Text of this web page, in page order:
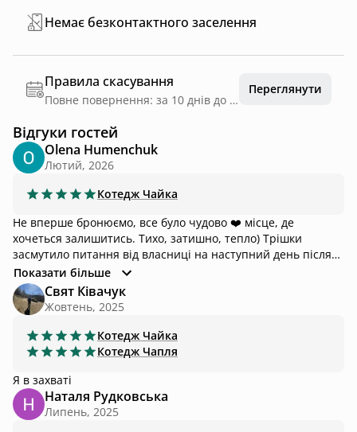
Немає безконтактного заселення
Правила скасування
Повне повернення: за 10 днів до дати заїзду
Переглянути
Відгуки гостей
Olena Humenchuk
Лютий, 2026
Котедж Чайка
Не вперше бронюємо, все було чудово ❤️ місце, де
хочеться залишитись. Тихо, затишно, тепло) Трішки
засмутило питання від власниці на наступний день після
виселення щодо поламаного порохотяга, проте ми ним не
користувалися, тому не знаю, якої відповіді від нас
очікували…якщо б ми щось зламали, то дали б знати і
компенсували. Але люди різні бувають, тому все ок) Але
крім цього все супер, щиро рекомендую 🤗
Показати більше
Свят Ківачук
Жовтень, 2025
Котедж Чайка
Котедж Чапля
Я в захваті
Наталя Рудковська
Липень, 2025